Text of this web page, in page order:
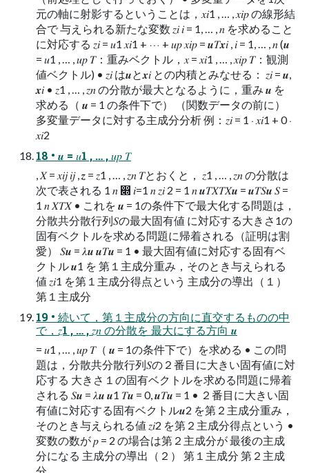
元の軸に射影するということは，𝑥𝑖1 , … , 𝑥𝑖𝑝 の線形結
合で 与えられる新たな変数 𝑧𝑖 𝑖 = 1, … , 𝑛 を求めること
に対応する 𝑧𝑖 = 𝑢1 𝑥𝑖1 + ⋯ + 𝑢𝑝 𝑥𝑖𝑝 = 𝒖𝑇𝒙𝑖 , 𝑖 = 1, … , 𝑛 (𝒖
= 𝑢1 , … , 𝑢𝑝 𝑇：重みベクトル，𝑥 = 𝑥𝑖1 , … , 𝑥𝑖𝑝 𝑇：観測
値ベクトル) • 𝑧𝑖 は𝒖と𝒙𝑖 との内積とみなせる： 𝑧𝑖 = 𝒖,
𝒙𝑖 • 𝑧1 , … , 𝑧𝑛 の分散が最大となるように，重み 𝒖 を
求める（ 𝒖 = 1 の条件下で） （関数データの前に）
多変量データに対する主成分分析 例：𝑧𝑖 = 1 ⋅ 𝑥𝑖1 + 0 ⋅
𝑥𝑖2
18 • 𝒖 = 𝑢1 , … , 𝑢𝑝 𝑇
, 𝑋 = 𝑥𝑖𝑗 𝑖𝑗 , 𝒛 = 𝑧1 , … , 𝑧𝑛 𝑇とおくと， 𝑧1 , … , 𝑧𝑛 の分散は
次で表される 1 𝑛 ෍ 𝑖=1 𝑛 𝑧𝑖 2 = 1 𝑛 𝒖𝑇𝑋𝑇𝑋𝒖 = 𝒖𝑇𝑆𝒖 𝑆 =
1 𝑛 𝑋𝑇𝑋 • これを 𝒖 = 1の条件下で最大化する問題は，
分散共分散行列𝑆の最大固有値 に対応する大きさ1の
固有ベクトルを求める問題に帰着される（証明は割
愛） 𝑆𝒖 = 𝜆𝒖 𝒖𝑇𝒖 = 1 • 最大固有値に対応する固有ベ
クトル 𝒖1 を 第１主成分重み，そのとき与えられる
値 𝑧𝑖1 を第１主成分得点という 主成分の導出（１）
第１主成分
19 • 続いて，第１主成分の方向に直交するものの中
で，𝑧1 , … , 𝑧𝑛 の分散を 最大にする方向 𝒖
= 𝑢1 , … , 𝑢𝑝 𝑇（ 𝒖 = 1の条件下で）を求める • この問
題は，分散共分散行列𝑆の２番目に大きい固有値に対
応する 大きさ１の固有ベクトルを求める問題に帰着
される 𝑆𝒖 = 𝜆𝒖 𝒖1 𝑇𝒖 = 0, 𝒖𝑇𝒖 = 1 • ２番目に大きい固
有値に対応する固有ベクトル𝒖2 を第２主成分重み，
そのとき与えられる値 𝑧𝑖2 を第２主成分得点という •
変数の数が 𝑝 = 2 の場合は第２主成分が 最後の主成
分になる 主成分の導出（２） 第１主成分 第２主成
分